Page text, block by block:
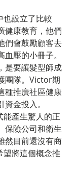
設立了比較
健康教育，他們
們會鼓勵顧客去
壓的小冊子。
是要讓髮型師成
團隊。Victor期
種推廣社區健康
金投入。
產生驚人的正
保險公司和衛生
然目前還沒有商
將這個概念推